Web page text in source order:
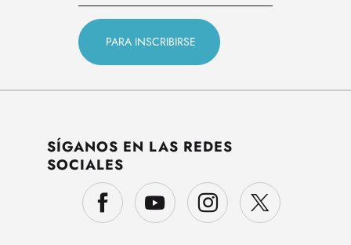
SÍGANOS EN LAS REDES
SOCIALES